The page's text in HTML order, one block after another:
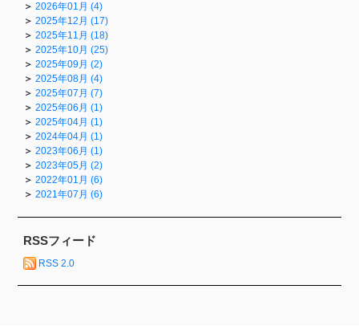
2026年01月 (4)
2025年12月 (17)
2025年11月 (18)
2025年10月 (25)
2025年09月 (2)
2025年08月 (4)
2025年07月 (7)
2025年06月 (1)
2025年04月 (1)
2024年04月 (1)
2023年06月 (1)
2023年05月 (2)
2022年01月 (6)
2021年07月 (6)
RSSフィード
RSS 2.0